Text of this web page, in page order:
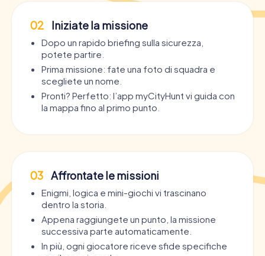
02 Iniziate la missione
Dopo un rapido briefing sulla sicurezza,
potete partire.
Prima missione: fate una foto di squadra e
scegliete un nome.
Pronti? Perfetto: l’app myCityHunt vi guida con
la mappa fino al primo punto.
03 Affrontate le missioni
Enigmi, logica e mini-giochi vi trascinano
dentro la storia.
Appena raggiungete un punto, la missione
successiva parte automaticamente.
In più, ogni giocatore riceve sfide specifiche